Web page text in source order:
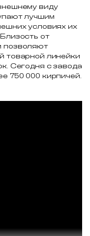
виду
лучшим
условиях их
от
позволяют
товарной линейки
Сегодня с завода
750 000 кирпичей.